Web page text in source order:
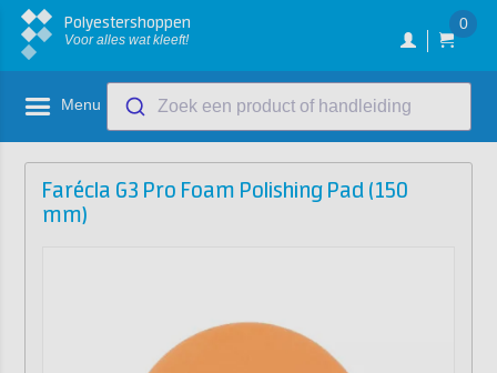
Polyestershoppen
Voor alles wat kleeft!
0
Menu Zoek een product of handleiding
Farécla G3 Pro Foam Polishing Pad (150
mm)